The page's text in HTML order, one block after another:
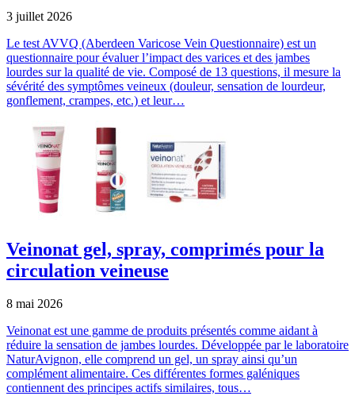
3 juillet 2026
Le test AVVQ (Aberdeen Varicose Vein Questionnaire) est un
questionnaire pour évaluer l’impact des varices et des jambes
lourdes sur la qualité de vie. Composé de 13 questions, il mesure la
sévérité des symptômes veineux (douleur, sensation de lourdeur,
gonflement, crampes, etc.) et leur…
Veinonat gel, spray, comprimés pour la
circulation veineuse
8 mai 2026
Veinonat est une gamme de produits présentés comme aidant à
réduire la sensation de jambes lourdes. Développée par le laboratoire
NaturAvignon, elle comprend un gel, un spray ainsi qu’un
complément alimentaire. Ces différentes formes galéniques
contiennent des principes actifs similaires, tous…